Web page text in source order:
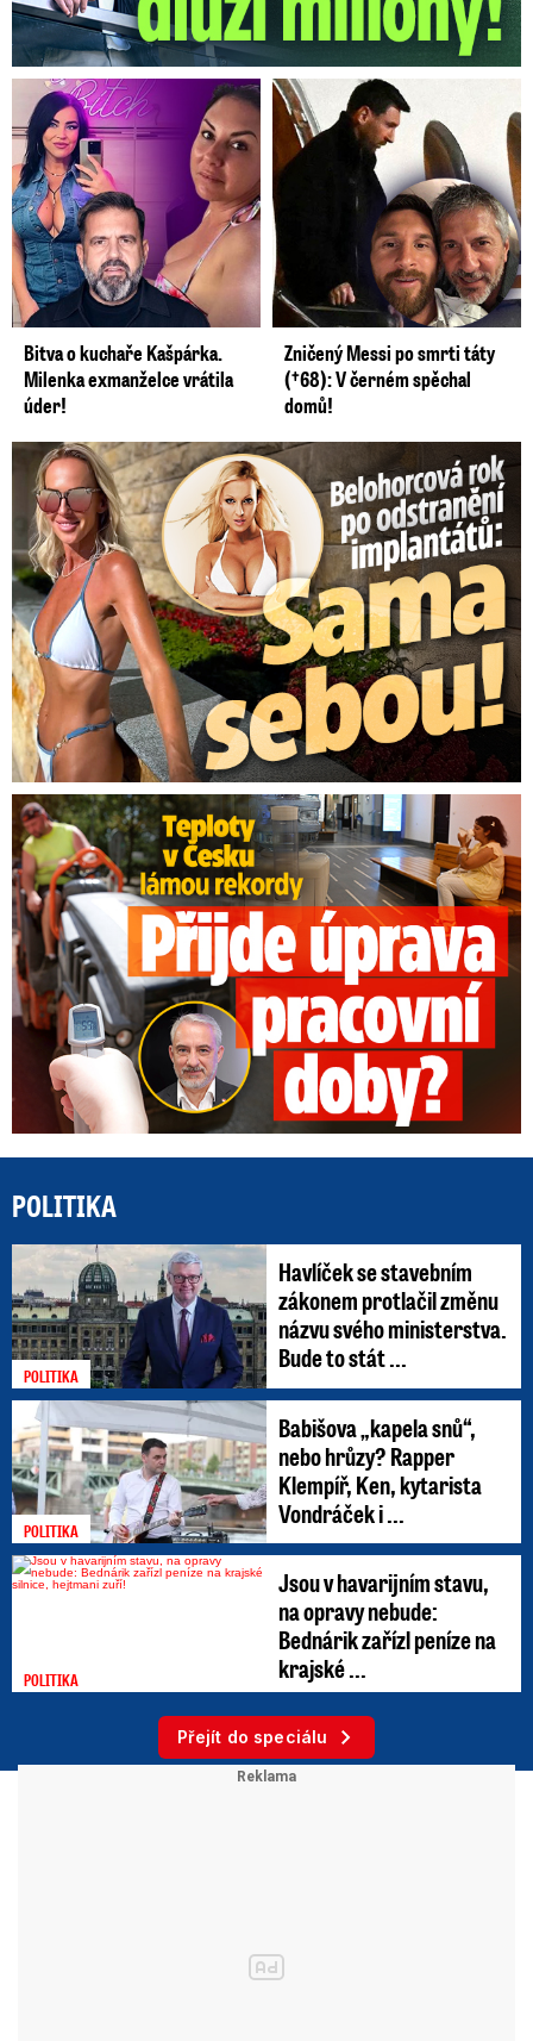
Bitva o kuchaře Kašpárka.
Milenka exmanželce vrátila
úder!
Zničený Messi po smrti táty
(†68): V černém spěchal
domů!
Belohorcová rok po odstranění implantátů: Konečně sama sebou
Teploty v Česku lámou rekordy: Přijde úprava pracovní doby?
POLITIKA
POLITIKA
Havlíček se stavebním
zákonem protlačil změnu
názvu svého ministerstva.
Bude to stát ...
POLITIKA
Babišova „kapela snů“,
nebo hrůzy? Rapper
Klempíř, Ken, kytarista
Vondráček i ...
POLITIKA
Jsou v havarijním stavu,
na opravy nebude:
Bednárik zařízl peníze na
krajské ...
Přejít do speciálu